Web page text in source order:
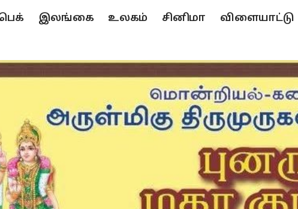
இலங்கை உலகம் சினிமா விளையாட்டு